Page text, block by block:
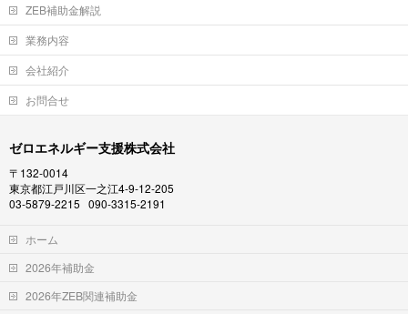
ZEB補助金解説
業務内容
会社紹介
お問合せ
ゼロエネルギー支援株式会社
〒132-0014
東京都江戸川区一之江4-9-12-205
03-5879-2215 090-3315-2191
ホーム
2026年補助金
2026年ZEB関連補助金